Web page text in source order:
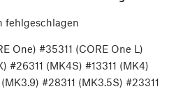
fehlgeschlagen
One) #35311 (CORE One L)
#26311 (MK4S) #13311 (MK4)
#28311 (MK3.5S) #23311